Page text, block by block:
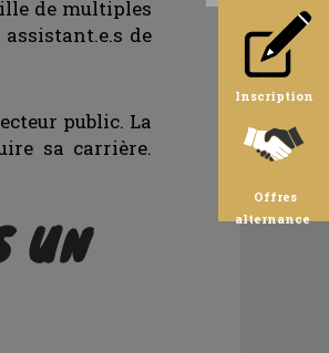
Inscription
Offres
alternance
de multiples
de
public. La
sa carrière.
UN